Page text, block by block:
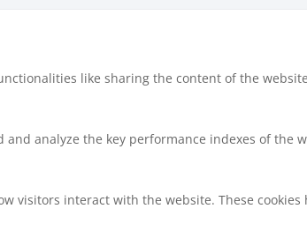
like sharing the content of the
and analyze the key performance indexes of
visitors interact with the website. These